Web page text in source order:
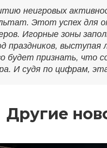
неигровых
Этот успех для
Игорные зоны
праздников,
будет признать, что
И судя по цифрам,
Другие